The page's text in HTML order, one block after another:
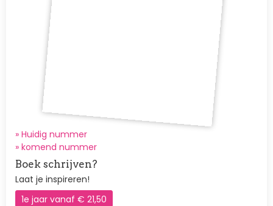
» Huidig nummer
» komend nummer
Boek schrijven?
Laat je inspireren!
1e jaar vanaf € 21,50